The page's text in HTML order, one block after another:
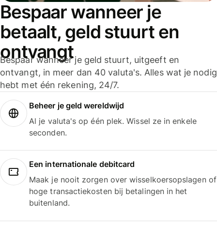
Bespaar wanneer je
betaalt, geld stuurt en
ontvangt
Bespaar wanneer je geld stuurt, uitgeeft en
ontvangt, in meer dan 40 valuta's. Alles wat je nodig
hebt met één rekening, 24/7.
Beheer je geld wereldwijd
Al je valuta's op één plek. Wissel ze in enkele
seconden.
Een internationale debitcard
Maak je nooit zorgen over wisselkoersopslagen of
hoge transactiekosten bij betalingen in het
buitenland.